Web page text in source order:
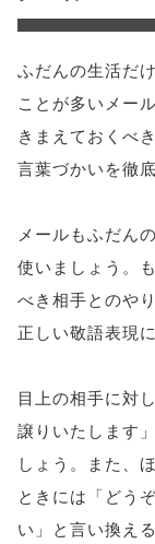
ふだんの生活だ
ことが多いメー
きまえておくべ
言葉づかいを徹
メールもふだん
使いましょう。
べき相手とのや
正しい敬語表現
目上の相手に対
譲りいたします
しょう。また、
ときには「どう
い」と言い換え